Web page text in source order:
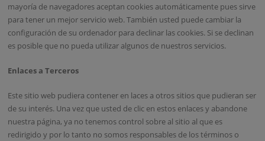
mayoría de navegadores aceptan cookies automáticamente pues sirve
para tener un mejor servicio web. También usted puede cambiar la
configuración de su ordenador para declinar las cookies. Si se declinan
es posible que no pueda utilizar algunos de nuestros servicios.
Enlaces a Terceros
Este sitio web pudiera contener en laces a otros sitios que pudieran ser
de su interés. Una vez que usted de clic en estos enlaces y abandone
nuestra página, ya no tenemos control sobre al sitio al que es
redirigido y por lo tanto no somos responsables de los términos o